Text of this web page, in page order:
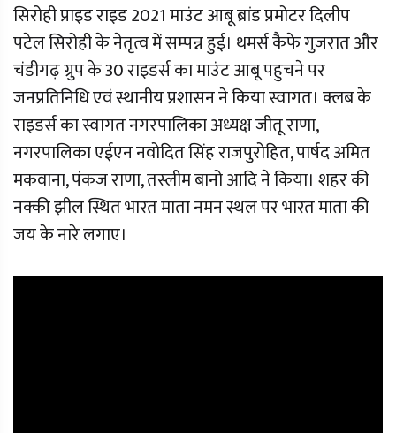
सिरोही प्राइड राइड 2021 माउंट आबू ब्रांड प्रमोटर दिलीप
पटेल सिरोही के नेतृत्व में सम्पन्न हुई। थमर्स कैफे गुजरात और
चंडीगढ़ ग्रुप के 30 राइडर्स का माउंट आबू पहुचने पर
जनप्रतिनिधि एवं स्थानीय प्रशासन ने किया स्वागत। क्लब के
राइडर्स का स्वागत नगरपालिका अध्यक्ष जीतू राणा,
नगरपालिका एईएन नवोदित सिंह राजपुरोहित, पार्षद अमित
मकवाना, पंकज राणा, तस्लीम बानो आदि ने किया। शहर की
नक्की झील स्थित भारत माता नमन स्थल पर भारत माता की
जय के नारे लगाए।